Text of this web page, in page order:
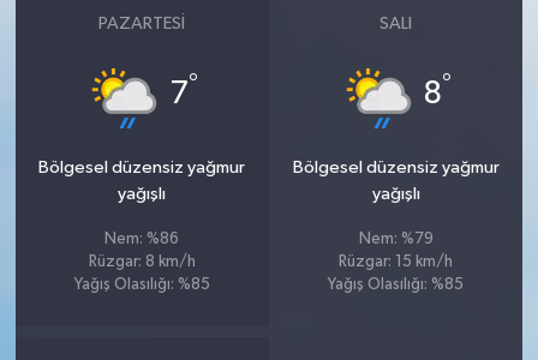
PAZARTESI
7°
Bölgesel düzensiz yağmur
yağışlı
Nem: %86
Rüzgar: 8 km/h
Yağış Olasılığı: %85
SALI
8°
Bölgesel düzensiz yağmur
yağışlı
Nem: %79
Rüzgar: 15 km/h
Yağış Olasılığı: %85